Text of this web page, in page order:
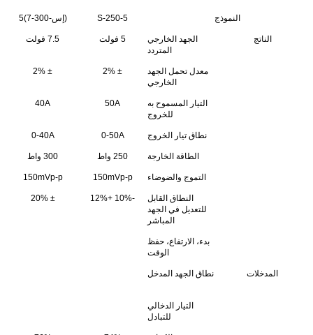
النموذج S-250-5 (إس-300-7)5
الناتج
الجهد الخارجي
المتردد
5 فولت 7.5 فولت
معدل تحمل الجهد
الخارجي
± 2%
± 2%
التيار المسموح به
للخروج
50A
40A
نطاق تيار الخروج 0-50A
0-40A
الطاقة الخارجة 250 واط 300 واط
التموج والضوضاء 150mVp-p
150mVp-p
النطاق القابل
للتعديل في الجهد
المباشر
-10% +12%
± 20%
بدء، الارتفاع، حفظ
الوقت
المدخلات نطاق الجهد المدخل
التيار الدخالي
للتبادل